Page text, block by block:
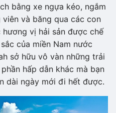
bằng xe ngựa kéo, ngắm
và băng qua các con
vị hải sản được chế
của miền Nam nước
sở hữu vô vàn những trải
hấp dẫn khác mà bạn
dài ngày mới đi hết được.